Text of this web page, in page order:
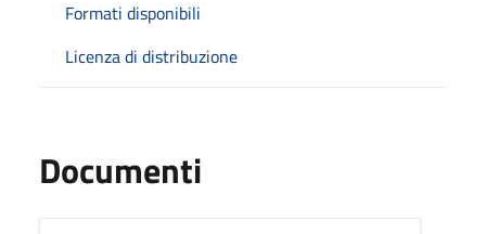
Formati disponibili
Licenza di distribuzione
Documenti